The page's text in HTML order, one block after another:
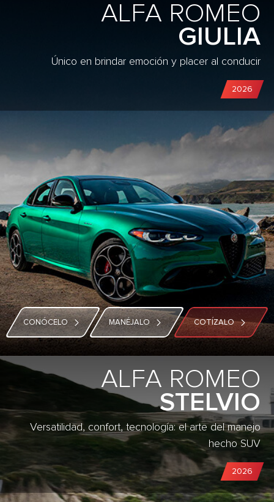
ALFA ROMEO
GIULIA
Único en brindar emoción y placer al conducir
2026
CONÓCELO MANÉJALO COTÍZALO
ALFA ROMEO
STELVIO
Versatilidad, confort, tecnología: el arte del manejo
hecho SUV​
2026